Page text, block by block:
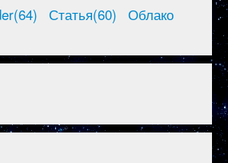
Статья(60)
Облако